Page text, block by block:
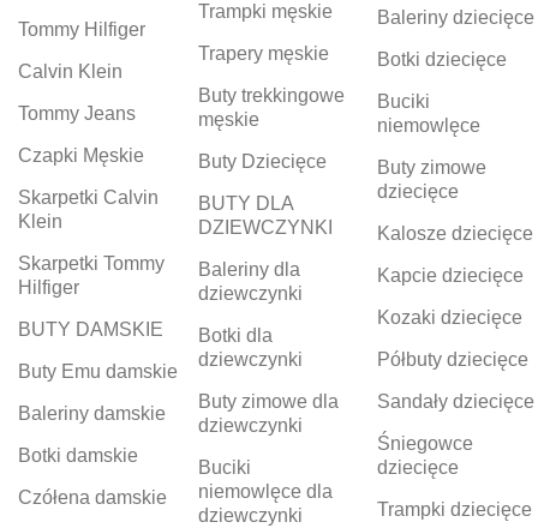
Tommy Hilfiger
Calvin Klein
Tommy Jeans
Czapki Męskie
Skarpetki Calvin
Klein
Skarpetki Tommy
Hilfiger
BUTY DAMSKIE
Buty Emu damskie
Baleriny damskie
Botki damskie
Czółena damskie
Trampki męskie
Trapery męskie
Buty trekkingowe
męskie
Buty Dziecięce
BUTY DLA
DZIEWCZYNKI
Baleriny dla
dziewczynki
Botki dla
dziewczynki
Buty zimowe dla
dziewczynki
Buciki
niemowlęce dla
dziewczynki
Baleriny dziecięce
Botki dziecięce
Buciki
niemowlęce
Buty zimowe
dziecięce
Kalosze dziecięce
Kapcie dziecięce
Kozaki dziecięce
Półbuty dziecięce
Sandały dziecięce
Śniegowce
dziecięce
Trampki dziecięce